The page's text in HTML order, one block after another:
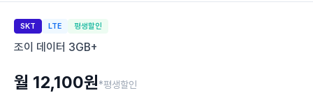
SKT LTE 평생할인
조이 데이터 3GB+
월 12,100원*평생할인